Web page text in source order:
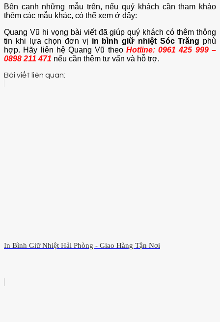
Bên cạnh những mẫu trên, nếu quý khách cần tham khảo
thêm các mẫu khác, có thể xem ở đây:
Quang Vũ hi vọng bài viết đã giúp quý khách có thêm thông
tin khi lựa chọn đơn vị in bình giữ nhiệt Sóc Trăng phù
hợp. Hãy liên hệ Quang Vũ theo Hotline: 0961 425 999 –
0898 211 471 nếu cần thêm tư vấn và hỗ trợ.
Bài viết liên quan:
In Bình Giữ Nhiệt Hải Phòng - Giao Hàng Tận Nơi